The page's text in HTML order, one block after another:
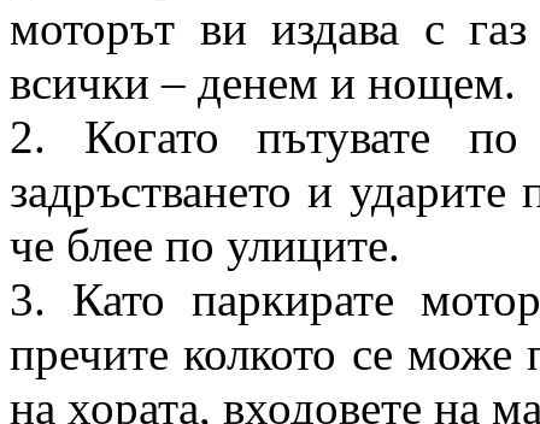
моторът ви издава с
всички – денем и нощем.
2. Когато пътувате
задръстването и
че блее по улиците.
3. Като паркирате
пречите колкото се може
на хората, входовете на